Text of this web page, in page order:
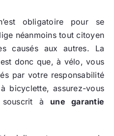
obligatoire pour se
néanmoins tout citoyen
causés aux autres. La
donc que, à vélo, vous
par votre responsabilité
bicyclette, assurez-vous
souscrit à une garantie